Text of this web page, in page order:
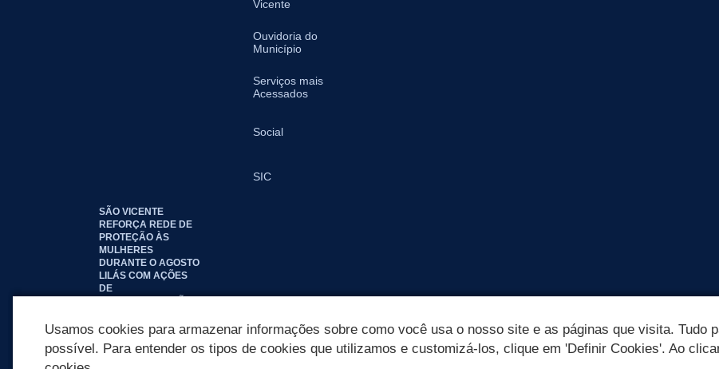
Vicente
Ouvidoria do
Município
Serviços mais
Acessados
Social
SIC
SÃO VICENTE
REFORÇA REDE DE
PROTEÇÃO ÀS
MULHERES
DURANTE O AGOSTO
LILÁS COM AÇÕES
DE
Usamos cookies para armazenar informações sobre como você usa o nosso site e as páginas que visita. Tudo
possível. Para entender os tipos de cookies que utilizamos e customizá-los, clique em 'Definir Cookies'. Ao